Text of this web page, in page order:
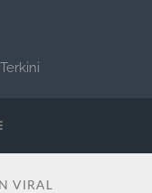
VIRAL